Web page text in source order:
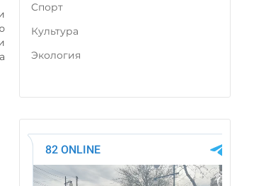
Cпорт
Культура
Экология